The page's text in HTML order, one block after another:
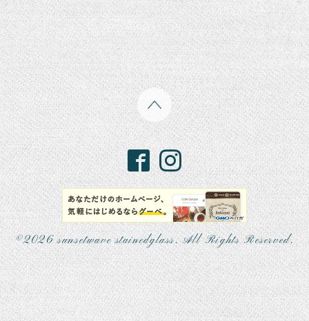
©2026sunsetwave stainedglass. All Rights Reserved.